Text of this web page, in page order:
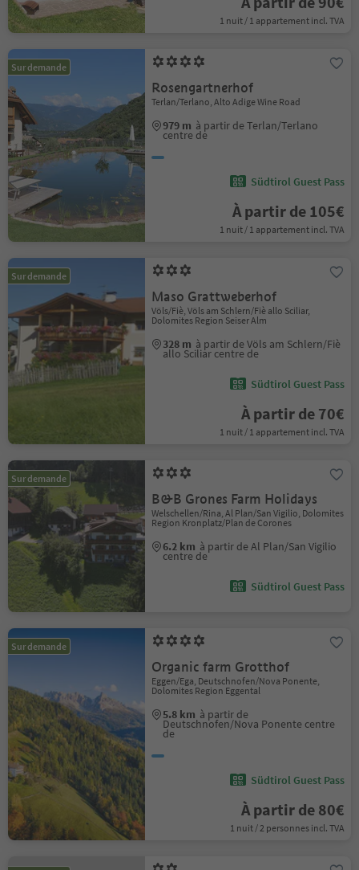
1 nuit / 1 appartement incl. TVA
Sur demande
Rosengartnerhof
Terlan/Terlano, Alto Adige Wine Road
979 m à partir de Terlan/Terlano
centre de
Südtirol Guest Pass
À partir de 105€
1 nuit / 1 appartement incl. TVA
Sur demande
Maso Grattweberhof
Völs/Fiè, Völs am Schlern/Fiè allo Sciliar,
Dolomites Region Seiser Alm
328 m à partir de Völs am Schlern/Fiè
allo Sciliar centre de
Südtirol Guest Pass
À partir de 70€
1 nuit / 1 appartement incl. TVA
Sur demande
B&B Grones Farm Holidays
Welschellen/Rina, Al Plan/San Vigilio, Dolomites
Region Kronplatz/Plan de Corones
6.2 km à partir de Al Plan/San Vigilio
centre de
Südtirol Guest Pass
Sur demande
Organic farm Grotthof
Eggen/Ega, Deutschnofen/Nova Ponente,
Dolomites Region Eggental
5.8 km à partir de
Deutschnofen/Nova Ponente centre
de
Südtirol Guest Pass
À partir de 80€
1 nuit / 2 personnes incl. TVA